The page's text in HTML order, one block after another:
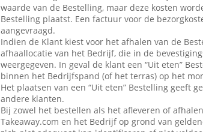
waarde van de Bestelling, maar deze kosten
Bestelling plaatst. Een factuur voor de
aangevraagd.
Indien de Klant kiest voor het afhalen van de
afhaallocatie van het Bedrijf, die in de
weergegeven. In geval de klant een “Uit eten”
binnen het Bedrijfspand (of het terras) op het
Het plaatsen van een “Uit eten” Bestelling geeft
andere klanten.
Bij zowel het bestellen als het afleveren of
Takeaway.com en het Bedrijf op grond van